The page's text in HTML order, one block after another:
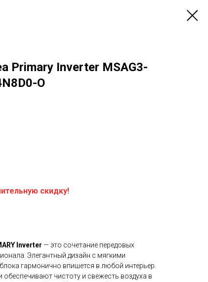
Primary Inverter MSAG3-
O
скидку!
Inverter — это сочетание передовых
Элегантный дизайн с мягкими
гармонично впишется в любой интерьер.
чистоту и свежесть воздуха в